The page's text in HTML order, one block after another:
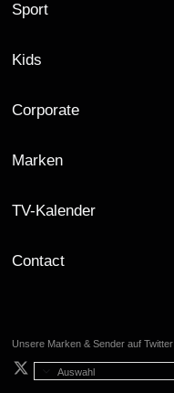
Sport
Kids
Corporate
Marken
TV-Kalender
Contact
Unsere Marken & Sender auf Twitter
Auswahl